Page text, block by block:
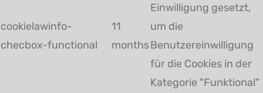
cookielawinfo-
checbox-functional
11
months
Einwilligung gesetzt,
um die
Benutzereinwilligung
für die Cookies in der
Kategorie "Funktional"